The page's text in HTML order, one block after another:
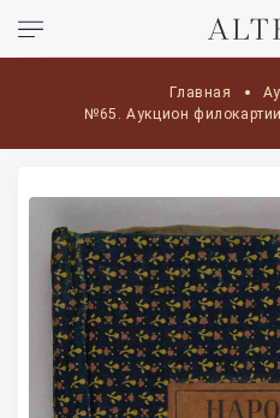
Главная
№65. Аукцион